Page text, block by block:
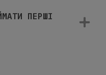
ПЕРШІ